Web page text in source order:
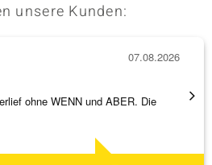
unsere Kunden:
ohne WENN und ABER. Die
07.08.2026
Die